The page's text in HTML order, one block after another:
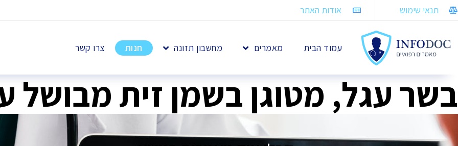
תנאי שימוש אודות האתר
עמוד הבית מאמרים מחשבון תזונה חנות צרו קשר
בשר עגל, מטוגן בשמן זית מבושל